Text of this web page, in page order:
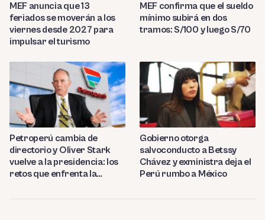
MEF anuncia que 13
feriados se moverán a los
viernes desde 2027 para
impulsar el turismo
MEF confirma que el sueldo
mínimo subirá en dos
tramos: S/100 y luego S/70
Petroperú cambia de
directorio y Oliver Stark
vuelve a la presidencia: los
retos que enfrenta la
Gobierno otorga
salvoconducto a Betssy
Chávez y exministra deja el
Perú rumbo a México